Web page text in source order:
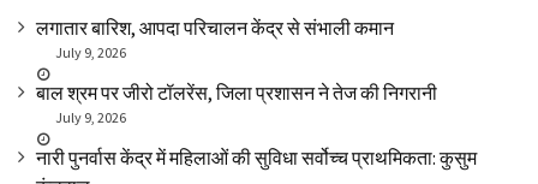
लगातार बारिश, आपदा परिचालन केंद्र से संभाली कमान
July 9, 2026
बाल श्रम पर जीरो टॉलरेंस, जिला प्रशासन ने तेज की निगरानी
July 9, 2026
नारी पुनर्वास केंद्र में महिलाओं की सुविधा सर्वोच्च प्राथमिकता: कुसुम